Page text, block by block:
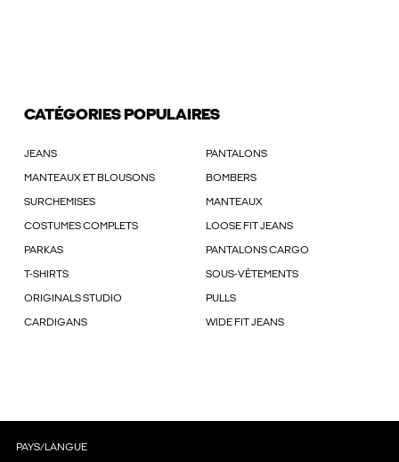
CATÉGORIES POPULAIRES
JEANS PANTALONS
MANTEAUX ET BLOUSONS BOMBERS
SURCHEMISES MANTEAUX
COSTUMES COMPLETS LOOSE FIT JEANS
PARKAS PANTALONS CARGO
T-SHIRTS SOUS-VÊTEMENTS
ORIGINALS STUDIO PULLS
CARDIGANS WIDE FIT JEANS
PAYS/LANGUE